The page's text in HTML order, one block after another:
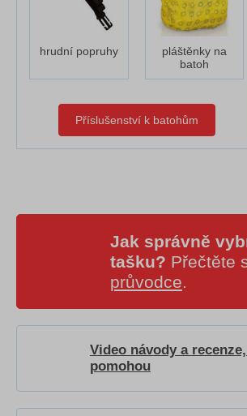
hrudní popruhy
pláštěnky na
batoh
Příslušenství k batohům
Jak správně
tašku? Přečtěte
průvodce.
Video návody a
pomohou